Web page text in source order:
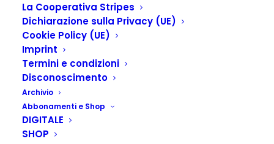
La Cooperativa Stripes
Dichiarazione sulla Privacy (UE)
Cookie Policy (UE)
Imprint
Termini e condizioni
Disconoscimento
Archivio
Abbonamenti e Shop
DIGITALE
SHOP
Pedagogika_IV_16-
Sapere, famiglia e
insuccesso scolastico